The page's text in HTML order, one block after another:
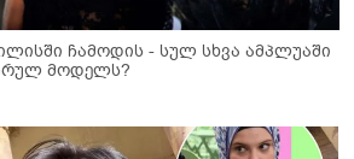
ჩამოდის - სულ სხვა ამპლუაში
მოდელს?